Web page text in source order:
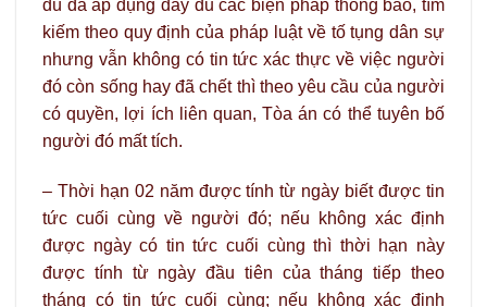
dù đã áp dụng đầy đủ các biện pháp thông báo, tìm
kiếm theo quy định của pháp luật về tố tụng dân sự
nhưng vẫn không có tin tức xác thực về việc người
đó còn sống hay đã chết thì theo yêu cầu của người
có quyền, lợi ích liên quan, Tòa án có thể tuyên bố
người đó mất tích.
– Thời hạn 02 năm được tính từ ngày biết được tin
tức cuối cùng về người đó; nếu không xác định
được ngày có tin tức cuối cùng thì thời hạn này
được tính từ ngày đầu tiên của tháng tiếp theo
tháng có tin tức cuối cùng; nếu không xác định